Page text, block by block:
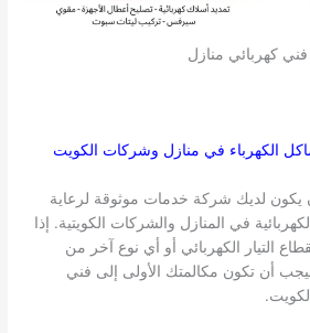
فني كهربائي منازل
الكهرباء في منازل وشركات الكويت
يكون لديك شركة خدمات موثوقة لرعاية
في المنازل والشركات الكويتية. إذا
التيار الكهربائي أو أي نوع آخر من
فيجب أن تكون مكالمتك الأولى إلى فني